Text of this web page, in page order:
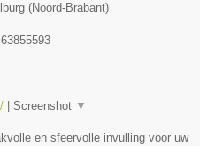
(Noord-Brabant)
63855593
Screenshot ▼
en sfeervolle invulling voor uw